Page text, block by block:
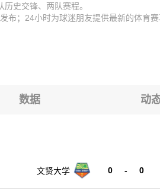
亚列夫斯基
社会体育协会女足
VSFC 10
库国际B队
VS胡塞因
列夫斯基
社会体育协会女足
VSFC 10
史交锋、两队赛程。
；24小时为球迷朋友提供最新的体育赛
数据 动
文贤大学 0 - 0